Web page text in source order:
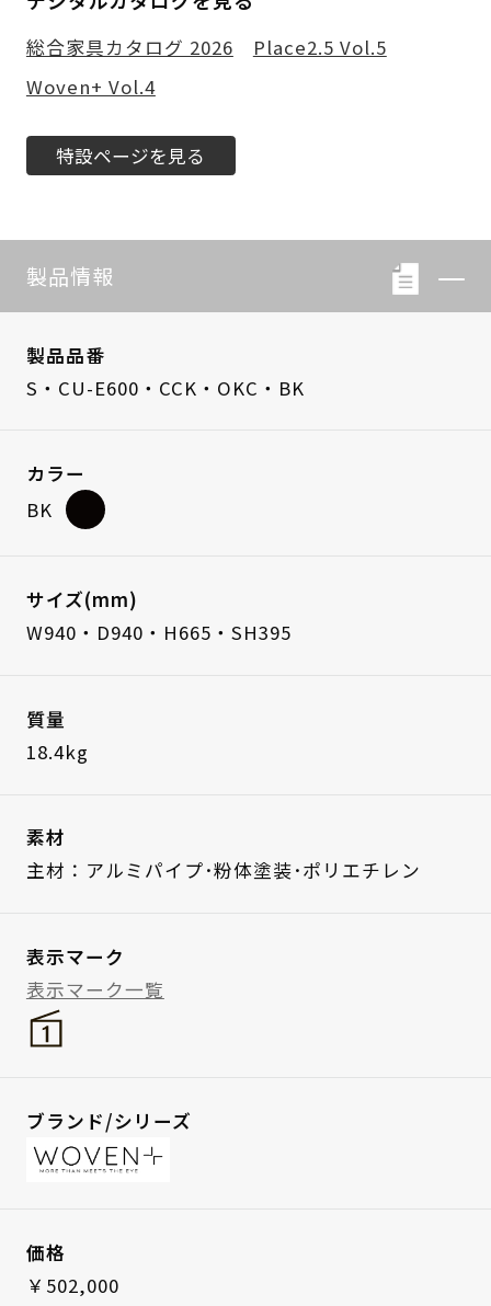
総合家具カタログ 2026
Place2.5 Vol.5
Woven+ Vol.4
特設ページを見る
製品情報
製品品番
S・CU-E600・CCK・OKC・BK
カラー
BK
サイズ(mm)
W940・D940・H665・SH395
質量
18.4kg
素材
主材：アルミパイプ･粉体塗装･ポリエチレン
表示マーク
表示マーク一覧
ブランド/シリーズ
価格
￥502,000